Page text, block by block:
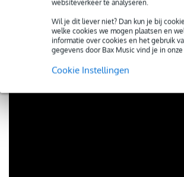
websiteverkeer te analyseren.
Wil je dit liever niet? Dan kun je bij
welke cookies we mogen plaatsen en
informatie over cookies en het gebruik
gegevens door Bax Music vind je in onze
Cookie Instellingen
meer betrekken in het basisritme dat je
nummers met dit ritme zijn onder andere
Jamming en Exodus. Nog een goed
African Postman van Burning Spear.